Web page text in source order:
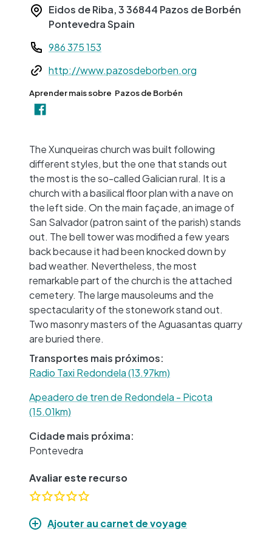
Eidos de Riba, 336844 Pazos de Borbén
PontevedraSpain
Teléfono
986 375 153
Webhttp://www.pazosdeborben.org
Aprender mais sobre Pazos de Borbén
The Xunqueiras church was built following
different styles, but the one that stands out
the most is the so-called Galician rural. It is a
church with a basilical floor plan with a nave on
the left side. On the main façade, an image of
San Salvador (patron saint of the parish) stands
out. The bell tower was modified a few years
back because it had been knocked down by
bad weather. Nevertheless, the most
remarkable part of the church is the attached
cemetery. The large mausoleums and the
spectacularity of the stonework stand out.
Two masonry masters of the Aguasantas quarry
are buried there.
Transportes mais próximos:
Radio Taxi Redondela (13.97km)
Apeadero de tren de Redondela - Picota
(15.01km)
Cidade mais próxima:
Pontevedra
Avaliar este recurso
Ajouter au carnet de voyage